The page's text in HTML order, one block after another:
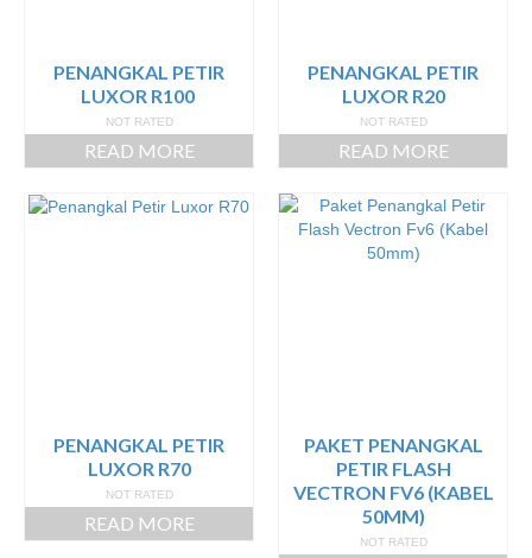
PENANGKAL PETIR
LUXOR R100
NOT RATED
READ MORE
PENANGKAL PETIR
LUXOR R20
NOT RATED
READ MORE
PENANGKAL PETIR
LUXOR R70
NOT RATED
READ MORE
PAKET PENANGKAL
PETIR FLASH
VECTRON FV6 (KABEL
50MM)
NOT RATED